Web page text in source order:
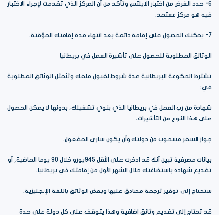
6- حدد الغرض من اختبار الايلتس وتأكد من أن المركز الذي تقدمت لإجراء الاختبار
فيه هو مركز معتمد.
7- يمكنك الحصول على إقامة دائمة بعد انتهاء مدة إقامتك المؤقتة.
الوثائق المطلوبة للحصول على تأشيرة العمل في بريطانيا
تشترط الحكومة البريطانية عدة شروط لقبول ملفك وثثمثل الوثائق المطلوبة
في:
شهادة من رب العمل في بريطانيا الذي ينوي تشغيلك، بدونها لا يمكن الحصول
على هذا النوع من التأشيرات.
جواز السفر مسحوب من دولتك وأن يكون ساري المفعول.
بيانات مصرفية تبين أنك قد ادخرت على الأقل 945يورو خلال 90 يوما الماضية, أو
تقديم شهادة باستضافتك خلال الشهر الأول من إقامتك في بريطانيا.
ستحتاج إلى توفير ترجمة مصادق عليها وبعض الوثائق باللغة الإنجليزية.
قد تحتاج إلى تقديم وثائق اضافية وهذا يتوقف على كل دولة على حدة